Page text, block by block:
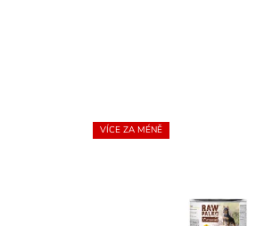
VÍCE ZA MÉNĚ